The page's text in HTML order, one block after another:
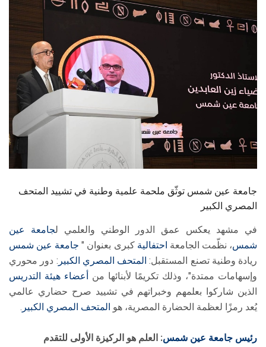
الطلاب
هيئة التدريس
الدراسات العليا
الخريجين
الموظفون
الزائـرون
جامعة عين شمس توثّق ملحمة علمية وطنية في تشييد المتحف
المصري الكبير
في مشهد يعكس عمق الدور الوطني والعلمي لجامعة عين
شمس، نظّمت الجامعة احتفاليةكبرى بعنوان " جامعة عين شمس
ريادة وطنية تصنع المستقبل: المتحف المصري الكبير : دور محوري
وإسهامات ممتدة"، وذلك تكريمًا لأبنائها من أعضاء هيئة التدريس
الذين شاركوا بعلمهم وخبراتهم في تشييد صرح حضاري عالمي
يُعد رمزًا لعظمة الحضارة المصرية، هو المتحف المصري الكبير .
رئيس جامعة عين شمس: العلم هو الركيزة الأولى للتقدم